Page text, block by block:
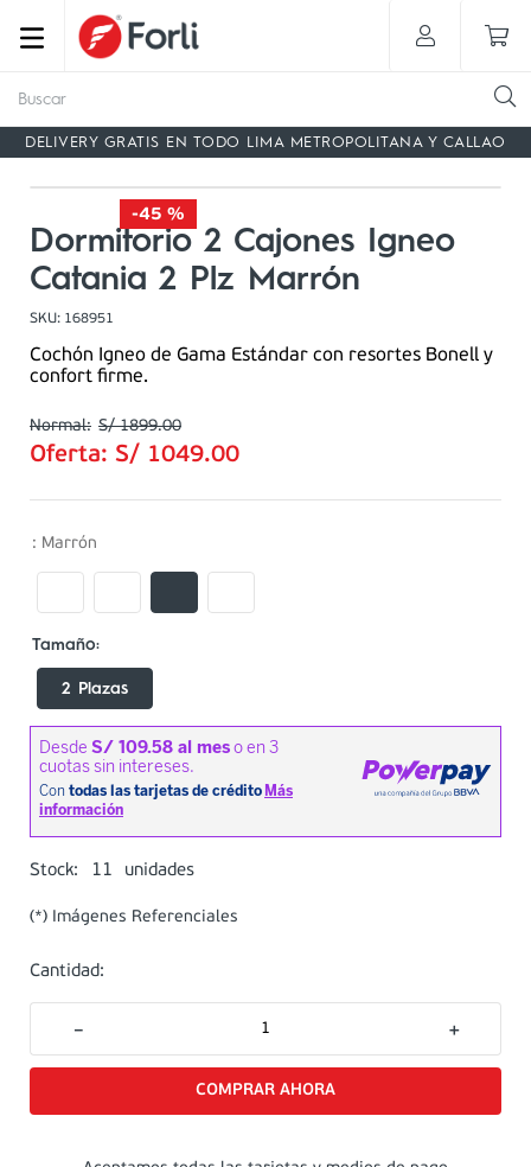
DELIVERY GRATIS EN TODO LIMA METROPOLITANA Y CALLAO
-45 %
Dormitorio 2 Cajones Igneo
Catania 2 Plz Marrón
SKU: 168951
Cochón Igneo de Gama Estándar con resortes Bonell y
confort firme.
S/ 1899.00
Oferta: S/ 1049.00
: Marrón
2 Plazas
Stock: 11 unidades
(*) Imágenes Referenciales
Cantidad:
＋
－